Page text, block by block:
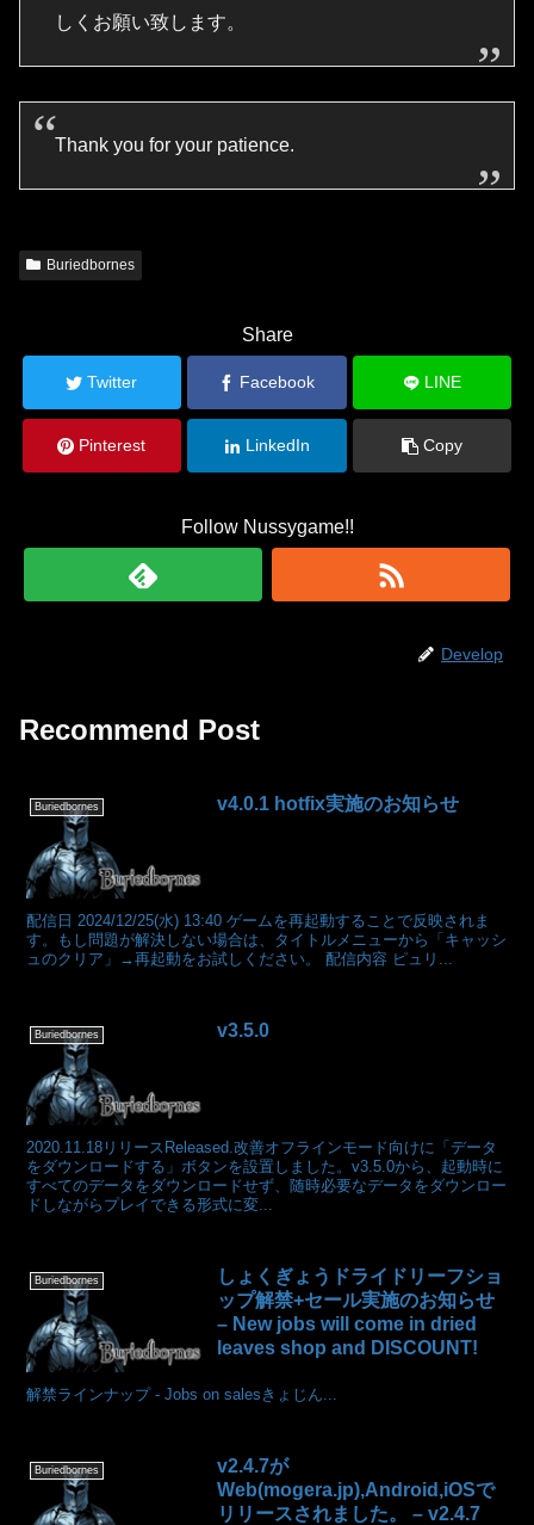
しくお願い致します。
Thank you for your patience.
Buriedbornes
Share
Twitter Facebook LINE
Pinterest LinkedIn Copy
Follow Nussygame!!
Develop
Recommend Post
Buriedbornes v4.0.1 hotfix実施のお知らせ
配信日 2024/12/25(水) 13:40 ゲームを再起動することで反映されま
す。もし問題が解決しない場合は、タイトルメニューから「キャッシ
ュのクリア」→再起動をお試しください。 配信内容 ピュリ...
Buriedbornes v3.5.0
2020.11.18リリースReleased.改善オフラインモード向けに「データ
をダウンロードする」ボタンを設置しました。v3.5.0から、起動時に
すべてのデータをダウンロードせず、随時必要なデータをダウンロー
ドしながらプレイできる形式に変...
Buriedbornes
しょくぎょうドライドリーフショ
ップ解禁+セール実施のお知らせ
– New jobs will come in dried
leaves shop and DISCOUNT!
解禁ラインナップ - Jobs on salesきょじん...
Buriedbornes
v2.4.7が
Web(mogera.jp),Android,iOSで
リリースされました。 – v2.4.7